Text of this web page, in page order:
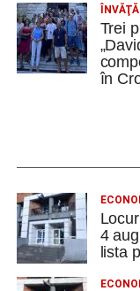
Trei
în
4
lista